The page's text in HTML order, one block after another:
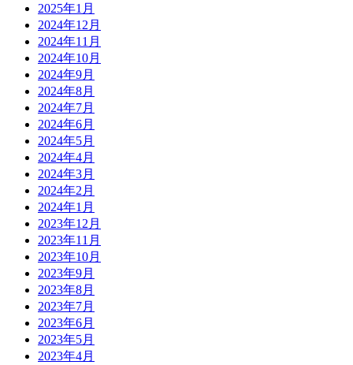
2025年1月
2024年12月
2024年11月
2024年10月
2024年9月
2024年8月
2024年7月
2024年6月
2024年5月
2024年4月
2024年3月
2024年2月
2024年1月
2023年12月
2023年11月
2023年10月
2023年9月
2023年8月
2023年7月
2023年6月
2023年5月
2023年4月